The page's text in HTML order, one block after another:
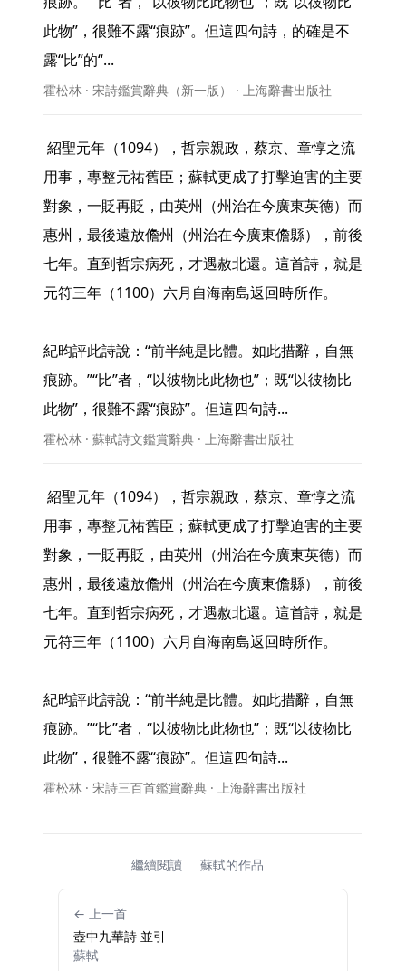
此物”，很難不露“痕跡”。但這四句詩，的確是不
露“比”的“...
霍松林 · 宋詩鑑賞辭典（新一版） · 上海辭書出版社
用事，專整元祐舊臣；蘇軾更成了打擊迫害的主要
對象，一貶再貶，由英州（州治在今廣東英德）而
惠州，最後遠放儋州（州治在今廣東儋縣），前後
七年。直到哲宗病死，才遇赦北還。這首詩，就是
元符三年（1100）六月自海南島返回時所作。
紀昀評此詩說：“前半純是比體。如此措辭，自無
痕跡。”“比”者，“以彼物比此物也”；既“以彼物比
此物”，很難不露“痕跡”。但這四句詩...
霍松林 · 蘇軾詩文鑑賞辭典 · 上海辭書出版社
用事，專整元祐舊臣；蘇軾更成了打擊迫害的主要
對象，一貶再貶，由英州（州治在今廣東英德）而
惠州，最後遠放儋州（州治在今廣東儋縣），前後
七年。直到哲宗病死，才遇赦北還。這首詩，就是
元符三年（1100）六月自海南島返回時所作。
紀昀評此詩說：“前半純是比體。如此措辭，自無
痕跡。”“比”者，“以彼物比此物也”；既“以彼物比
此物”，很難不露“痕跡”。但這四句詩...
霍松林 · 宋詩三百首鑑賞辭典 · 上海辭書出版社
繼續閱讀 蘇軾的作品
← 上一首
壺中九華詩 並引
蘇軾